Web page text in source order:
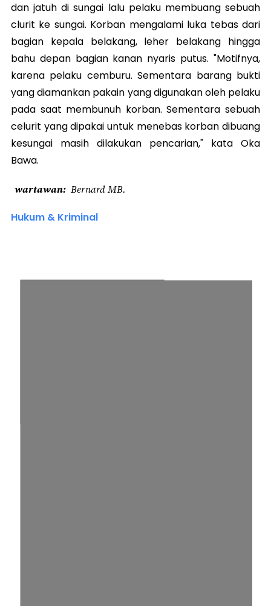
dan jatuh di sungai lalu pelaku membuang sebuah
clurit ke sungai. Korban mengalami luka tebas dari
bagian kepala belakang, leher belakang hingga
bahu depan bagian kanan nyaris putus. "Motifnya,
karena pelaku cemburu. Sementara barang bukti
yang diamankan pakain yang digunakan oleh pelaku
pada saat membunuh korban. Sementara sebuah
celurit yang dipakai untuk menebas korban dibuang
kesungai masih dilakukan pencarian," kata Oka
Bawa.
wartawan Bernard MB.
Hukum & Kriminal